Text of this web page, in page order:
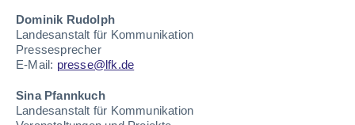
Dominik Rudolph
Landesanstalt für Kommunikation
Pressesprecher
E-Mail: presse@lfk.de
Sina Pfannkuch
Landesanstalt für Kommunikation